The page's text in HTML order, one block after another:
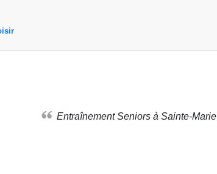
Entraînement Seniors à Sainte-Marie